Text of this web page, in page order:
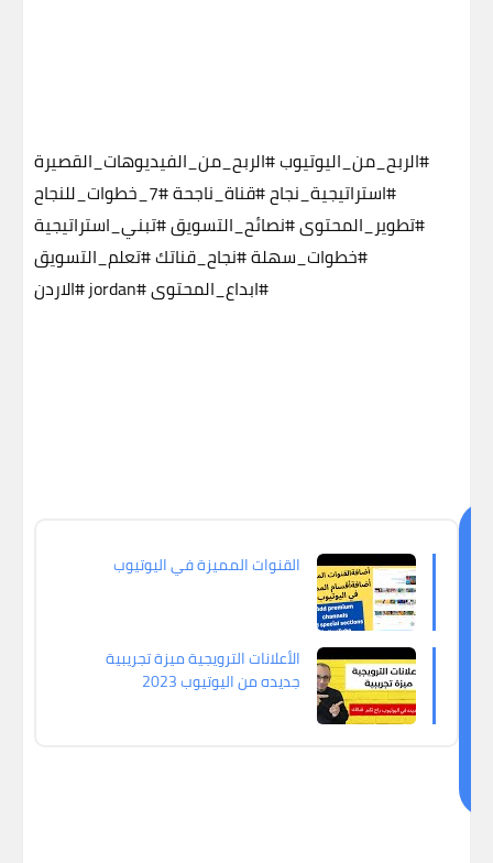
#الربح_من_اليوتيوب#الربح_من_الفيديوهات_القصيرة
#استراتيجية_نجاح#قناة_ناجحة#7_خطوات_للنجاح
#تطوير_المحتوى#نصائح_التسويق#تبني_استراتيجية
#خطوات_سهلة#نجاح_قناتك#تعلم_التسويق
#ابداع_المحتوى#jordan #الاردن
القنوات المميزة في اليوتيوب
الأعلانات الترويجية ميزة تجريبية
جديده من اليوتيوب 2023